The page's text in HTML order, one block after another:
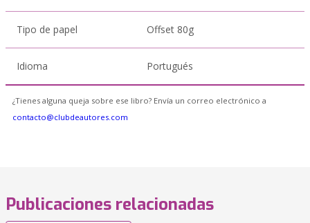
Tipo de papel Offset 80g
Idioma Portugués
¿Tienes alguna queja sobre ese libro? Envía un correo electrónico a
contacto@clubdeautores.com
Publicaciones relacionadas